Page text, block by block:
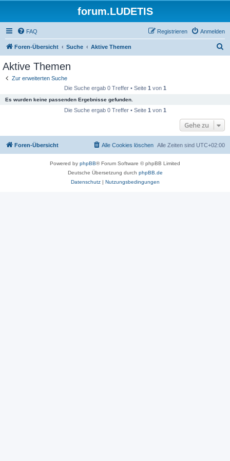
forum.LUDETIS
FAQ Anmelden
Registrieren
Foren-Übersicht Suche Aktive Themen
Aktive Themen
Zur erweiterten Suche
Die Suche ergab 0 Treffer • Seite 1 von 1
Es wurden keine passenden Ergebnisse gefunden.
Die Suche ergab 0 Treffer • Seite 1 von 1
Gehe zu
Foren-Übersicht Alle Zeiten sind UTC+02:00
Alle Cookies löschen
Powered by phpBB® Forum Software © phpBB Limited
Deutsche Übersetzung durch phpBB.de
Datenschutz| Nutzungsbedingungen